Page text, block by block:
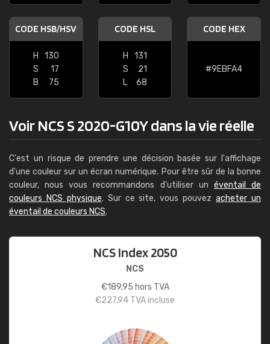
CODE HSB/HSV
H
130
S
17
B
75
CODE HSL
H
131
S
21
L
68
CODE HEX
#9EBFA4
Voir NCS S 2020-G10Y dans la vie réelle
C'est un risque de prendre une décision basée sur l'affichage
d'une couleur sur un écran numérique. Pour être sûr de la bonne
couleur, nous vous recommandons d'utiliser un éventail de
couleurs NCS physique. Sur ce site, vous pouvezacheter un
éventail de couleurs NCS.
NCS Index 2050
NCS
€189,95 hors TVA
€227,94 TVA incluse